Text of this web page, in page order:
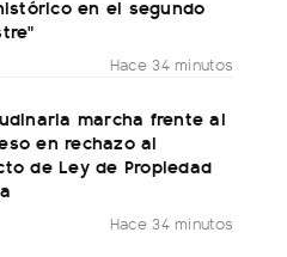
en el segundo
Hace 34 minutos
marcha frente al
en rechazo al
de Ley de Propiedad
Hace 34 minutos